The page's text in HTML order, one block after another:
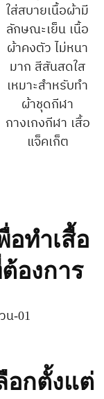
ใส่สบายเนื้อผ้ามี
ลักษณะเย็น เนื้อ
ผ้าคงตัว ไม่หนา
มาก สีสันสดใส
เหมาะสำหรับทำ
ผ้าชุดกีฬา
กางเกงกีฬา เสื้อ
แจ็คเก็ต
อทำเสื้อ
องการ
อกตั้งแต่